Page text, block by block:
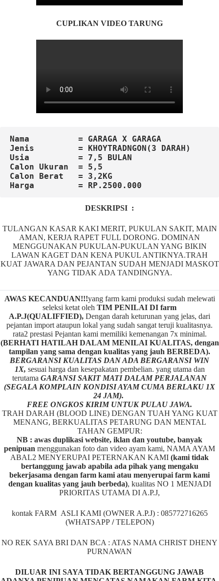
CUPLIKAN VIDEO TARUNG
Nama          = GARAGA X GARAGA
Jenis         = KHOYTRADNGON(3 DARAH)
Usia          = 7,5 BULAN
Calon Ukuran  = 5,5
Calon Berat   = 3,2KG
DESKRIPSI :
TULANGAN KASAR KAKI MERIT, PUKULAN SAKIT, MAIN
AMAN, KERJA RAPET FULL DORONG. DOMINAN
MENGGUNAKAN PUKULAN-PUKULAN YANG BIKIN
LAWAN KAGET DAN KENA PUKUL ANTIKNYA.TRAH
KUAT JAWARA DAN PEJANTAN SUDAH MENJADI MASKOT
YANG TIDAK ADA TANDINGNYA.
AWAS KECANDUAN!!!yang farm kami produksi sudah melewati
seleksi ketat oleh TIM PENILAI DI farm
A.P.J(QUALIFFIED), Dengan darah keturunan yang jelas, dari
pejantan import ataupun lokal yang sudah sangat teruji kualitasnya.
rata2 prestasi Pejantan kami memiliki kemenangan 7x minimal.
(BERHATI HATILAH DALAM MENILAI KUALITAS, dengan
tampilan yang sama dengan kualitas yang jauh BERBEDA).
BERGARANSI KUALITAS DAN ADA BERGARANSI WIN
1X, sesuai harga dan kesepakatan pembelian. yang utama dan
terutama GARANSI SAKIT MATI DALAM PERJALANAN
(SEGALA KOMPLAIN KONDISI AYAM CUMA BERLAKU 1X
24 JAM).
FREE ONGKOS KIRIM UNTUK PULAU JAWA.
TRAH DARAH (BLOOD LINE) DENGAN TUAH YANG KUAT
MENANG, BERKUALITAS PETARUNG DAN MENTAL
TAHAN GEMPUR:
NB : awas duplikasi website, iklan dan youtube, banyak
penipuan menggunakan foto dan video ayam kami, NAMA AYAM
ABAL2 MENYERUPAI PETERNAKAN KAMI (kami tidak
bertanggung jawab apabila ada pihak yang mengaku
bekerjasama dengan farm kami atau menyerupai farm kami
dengan kualitas yang jauh berbeda), kualitas NO 1 MENJADI
PRIORITAS UTAMA DI A.P.J,
kontak FARM ASLI KAMI (OWNER A.P.J) : 085772716265
(WHATSAPP /TELEPON)
NO REK SAYA BRI DAN BCA : ATAS NAMA CHRIST DHENY
PURNAWAN
DILUAR INI SAYA TIDAK BERTANGGUNG JAWAB